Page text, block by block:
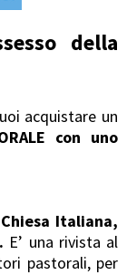
della
acquistare un
con uno
Italiana,
E’ una rivista al
pastorali, per